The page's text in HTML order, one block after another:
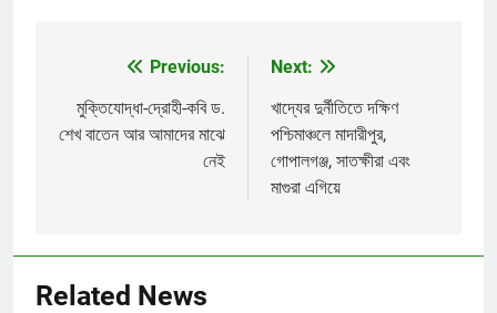
navigation
Previous:
মুক্তিযোদ্ধা-দ্রোহী-কবি ড.
শেখ বাতেন আর আমাদের মাঝে
নেই
Next:
খাদ্যের দুর্নীতিতে দক্ষিণ
পশ্চিমাঞ্চলে মাদারীপুর,
গোপালগঞ্জ, সাতক্ষীরা এবং
মাগুরা এগিয়ে
Related News